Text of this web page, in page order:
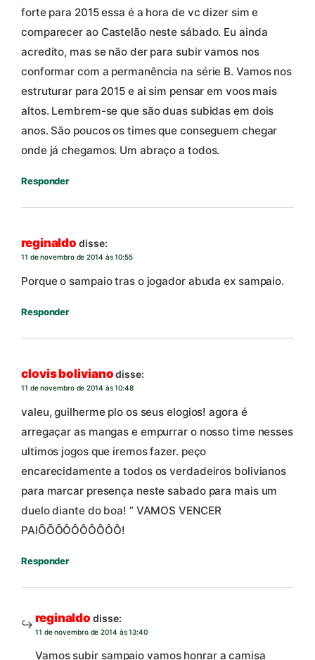
forte para 2015 essa é a hora de vc dizer sim e
comparecer ao Castelão neste sábado. Eu ainda
acredito, mas se não der para subir vamos nos
conformar com a permanência na série B. Vamos nos
estruturar para 2015 e ai sim pensar em voos mais
altos. Lembrem-se que são duas subidas em dois
anos. São poucos os times que conseguem chegar
onde já chegamos. Um abraço a todos.
Responder
reginaldo disse:
11 de novembro de 2014 às 10:55
Porque o sampaio tras o jogador abuda ex sampaio.
Responder
clovis bolivianodisse:
11 de novembro de 2014 às 10:48
valeu, guilherme plo os seus elogios! agora é
arregaçar as mangas e empurrar o nosso time nesses
ultimos jogos que iremos fazer. peço
encarecidamente a todos os verdadeiros bolivianos
para marcar presença neste sabado para mais um
duelo diante do boa! ” VAMOS VENCER
PAIÕÕÕÔÔÔÔÔÔÔ!
Responder
reginaldo disse:
11 de novembro de 2014 às 13:40
Vamos subir sampaio vamos honrar a camisa